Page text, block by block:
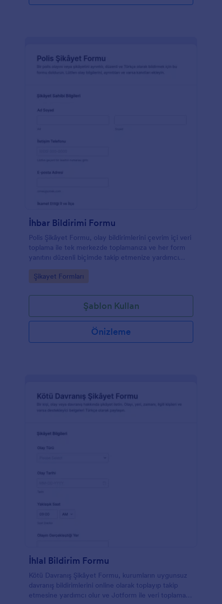
İhbar Bildirimi Formu
Polis Şikâyet Formu, olay bildirimlerini çevrim içi veri
toplama ile tek merkezde toplamanıza ve her form
yanıtını düzenli biçimde takip etmenize yardımcı
Go to Category:
Şikayet Formları
Şablon Kullan
Önizleme
İhlal Bildirim Formu
Kötü Davranış Şikâyet Formu, kurumların uygunsuz
davranış bildirimlerini online olarak toplayıp takip
etmesine yardımcı olur ve Jotform ile veri toplama